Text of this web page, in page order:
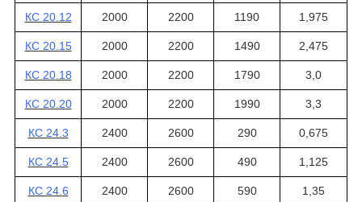
КС 20.12 2000 2200 1190 1,975
КС 20.15 2000 2200 1490 2,475
КС 20.18 2000 2200 1790 3,0
КС 20.20 2000 2200 1990 3,3
КС 24.3 2400 2600 290 0,675
КС 24.5 2400 2600 490 1,125
КС 24.6 2400 2600 590 1,35